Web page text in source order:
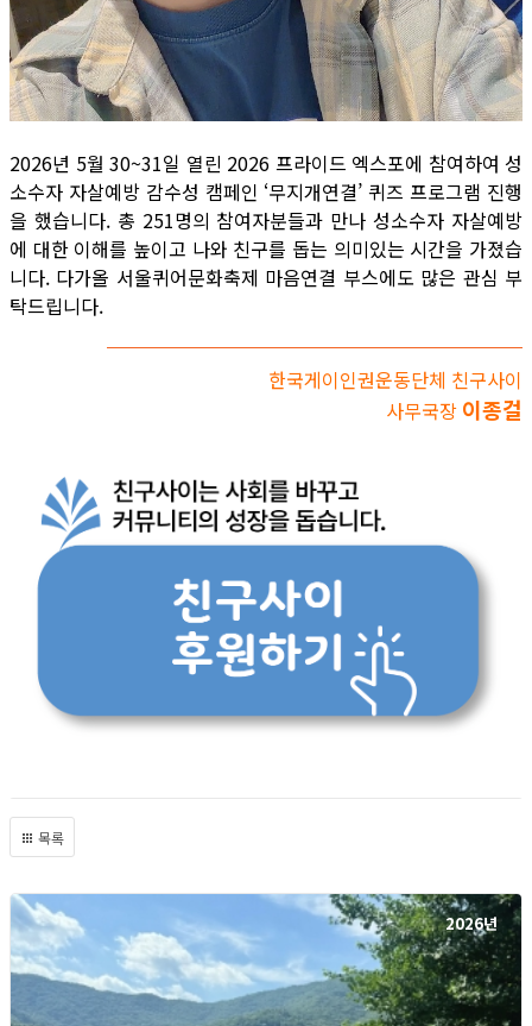
2026년 5월 30~31일 열린 2026 프라이드 엑스포에 참여하여 성
소수자 자살예방 감수성 캠페인 ‘무지개연결’ 퀴즈 프로그램 진행
을 했습니다. 총 251명의 참여자분들과 만나 성소수자 자살예방
에 대한 이해를 높이고 나와 친구를 돕는 의미있는 시간을 가졌습
니다. 다가올 서울퀴어문화축제 마음연결 부스에도 많은 관심 부
탁드립니다.
한국게이인권운동단체 친구사이
사무국장 이종걸
목록
2026년